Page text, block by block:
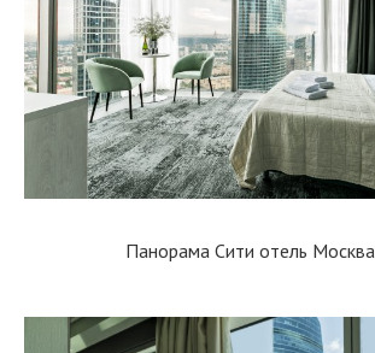
Панорама Сити отель Москва